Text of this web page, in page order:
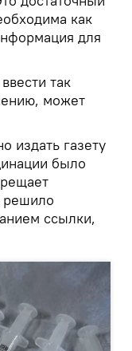
как
для
так
может
издать газету
было
решило
ссылки,